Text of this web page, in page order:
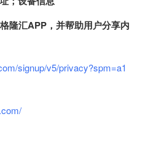
隆汇APP，并帮助用户分享内
signup/v5/privacy?spm=a1